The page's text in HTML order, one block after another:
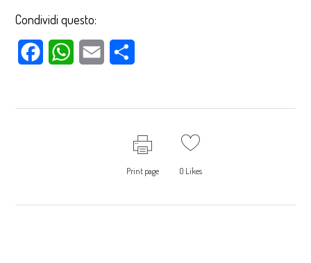
Condividi questo:
FacebookWhatsAppEmail
Print page 0 Likes